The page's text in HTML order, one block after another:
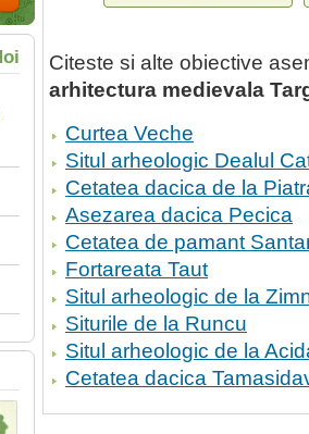
Citeste si alte obiective
arhitectura medievala
Curtea Veche
Situl arheologic Dealul
Cetatea dacica de la
Asezarea dacica Pecica
Cetatea de pamant
Fortareata Taut
Situl arheologic de la
Siturile de la Runcu
Situl arheologic de la
Cetatea dacica